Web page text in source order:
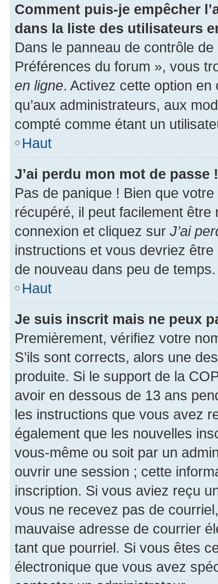
Comment puis-je empêcher
dans la liste des utilisateurs
Dans le panneau de contrôle
Préférences du forum », vous
en ligne. Activez cette option
qu’aux administrateurs, aux
compté comme étant un
Haut
J’ai perdu mon mot de passe !
Pas de panique ! Bien que
récupéré, il peut facilement
connexion et cliquez sur J’ai
instructions et vous devriez
de nouveau dans peu de temps.
Haut
Je suis inscrit mais ne peux
Premièrement, vérifiez votre
S’ils sont corrects, alors une
produite. Si le support de la
avoir en dessous de 13 ans
les instructions que vous avez
également que les nouvelles
vous-même ou soit par un
ouvrir une session ; cette
inscription. Si vous aviez reçu
vous ne recevez pas de
mauvaise adresse de courrier
tant que pourriel. Si vous êtes
électronique que vous avez